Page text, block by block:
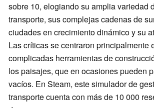
sobre 10, elogiando su amplia variedad
transporte, sus complejas cadenas de
ciudades en crecimiento dinámico y su
Las críticas se centraron principalmente
complicadas herramientas de
los paisajes, que en ocasiones pueden
vacíos. En Steam, este simulador de
transporte cuenta con más de 10 000